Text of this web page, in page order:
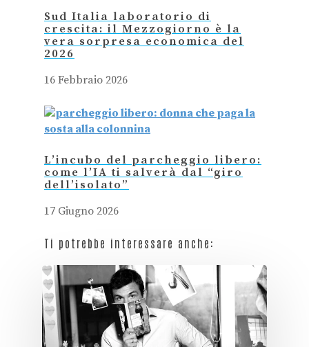
Sud Italia laboratorio di
crescita: il Mezzogiorno è la
vera sorpresa economica del
2026
16 Febbraio 2026
L’incubo del parcheggio libero:
come l’IA ti salverà dal “giro
dell’isolato”
17 Giugno 2026
Ti potrebbe interessare anche: